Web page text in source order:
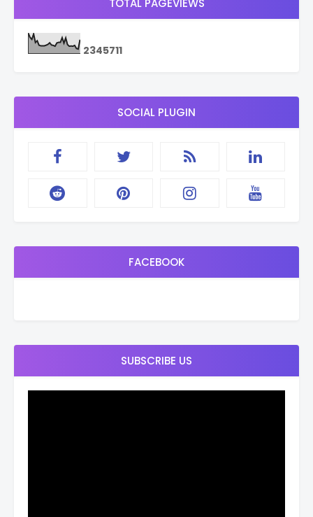
TOTAL PAGEVIEWS
2345711
SOCIAL PLUGIN
FACEBOOK
SUBSCRIBE US